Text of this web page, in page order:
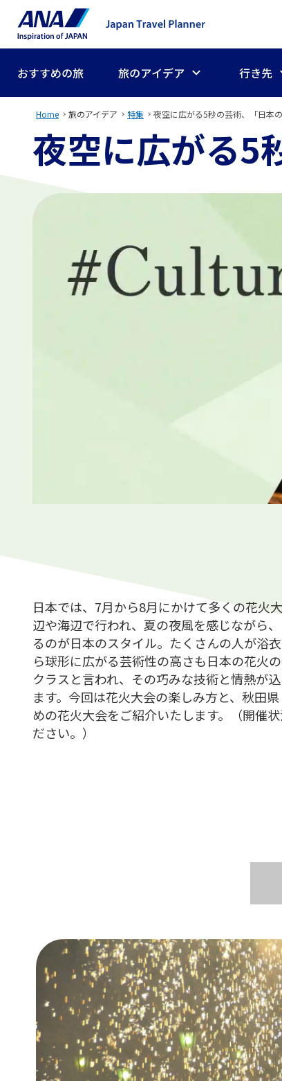
おすすめの旅 旅のアイデア 行き先
Home 旅のアイデア 特集 夜空に広がる5秒の芸術、「日本
夜空に広がる5
日本では、7月から8月にかけて多くの花火
辺や海辺で行われ、夏の夜風を感じながら
るのが日本のスタイル。たくさんの人が浴
ら球形に広がる芸術性の高さも日本の花火
クラスと言われ、その巧みな技術と情熱が
ます。今回は花火大会の楽しみ方と、秋田
めの花火大会をご紹介いたします。（開催
ださい。）